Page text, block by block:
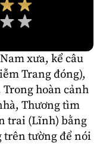
xưa, kể câu
Trangđóng),
hoàn cảnh
Thương tìm
trai (Lĩnh) bằng
trên tường để nói